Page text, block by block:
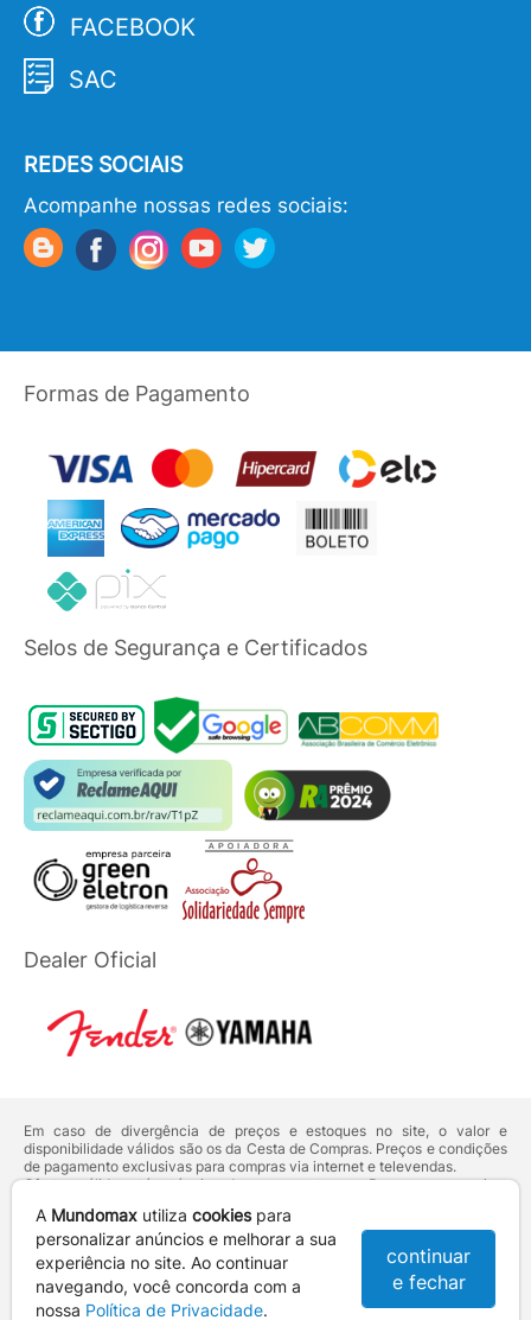
FACEBOOK
SAC
REDES SOCIAIS
Acompanhe nossas redes sociais:
Formas de Pagamento
Selos de Segurança e Certificados
Dealer Oficial
Em caso de divergência de preços e estoques no site, o valor e
disponibilidade válidos são os da Cesta de Compras. Preços e condições
de pagamento exclusivas para compras via internet e televendas.
Ofertas válidas até o término de nossos estoques. Para compras acima
deVenda Corporativa.
Os preços apresentados no site prevalecem sobre outros anunciados em
qualquer outro meio de comunicação ou sites de buscas. Código de
Defesa do Consumidor:Lei nº 8.078.
Vendas sujeitas à confirmação de dados e análises de crédito e risco.
A Mundomax utiliza cookiespara
personalizar anúncios e melhorar a sua
experiência no site. Ao continuar
navegando, você concorda com a
nossa Política de Privacidade.
continuar
e fechar